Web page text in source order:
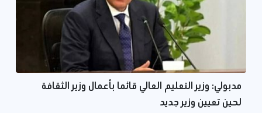
مدبولي: وزير التعليم العالي قائما بأعمال وزير الثقافة
لحين تعيين وزير جديد